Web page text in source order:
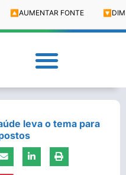
🔼 AUMENTAR FONTE 🔽
leva o tema para